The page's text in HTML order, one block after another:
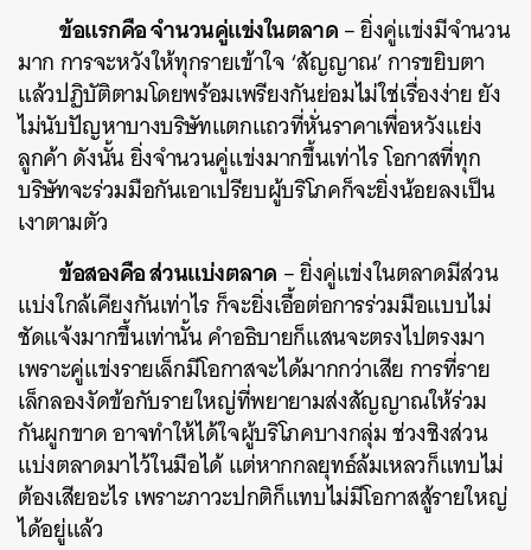
ข้อแรกคือ จำนวนคู่แข่งในตลาด– ยิ่งคู่แข่งมีจำนวน
มาก การจะหวังให้ทุกรายเข้าใจ ‘สัญญาณ’ การขยิบตา
แล้วปฏิบัติตามโดยพร้อมเพรียงกันย่อมไม่ใช่เรื่องง่าย ยัง
ไม่นับปัญหาบางบริษัทแตกแถวที่หั่นราคาเพื่อหวังแย่ง
ลูกค้า ดังนั้น ยิ่งจำนวนคู่แข่งมากขึ้นเท่าไร โอกาสที่ทุก
บริษัทจะร่วมมือกันเอาเปรียบผู้บริโภคก็จะยิ่งน้อยลงเป็น
เงาตามตัว
ข้อสองคือ ส่วนแบ่งตลาด – ยิ่งคู่แข่งในตลาดมีส่วน
แบ่งใกล้เคียงกันเท่าไร ก็จะยิ่งเอื้อต่อการร่วมมือแบบไม่
ชัดแจ้งมากขึ้นเท่านั้น คำอธิบายก็แสนจะตรงไปตรงมา
เพราะคู่แข่งรายเล็กมีโอกาสจะได้มากกว่าเสีย การที่ราย
เล็กลองงัดข้อกับรายใหญ่ที่พยายามส่งสัญญาณให้ร่วม
กันผูกขาด อาจทำให้ได้ใจผู้บริโภคบางกลุ่ม ช่วงชิงส่วน
แบ่งตลาดมาไว้ในมือได้ แต่หากกลยุทธ์ล้มเหลวก็แทบไม่
ต้องเสียอะไร เพราะภาวะปกติก็แทบไม่มีโอกาสสู้รายใหญ่
ได้อยู่แล้ว